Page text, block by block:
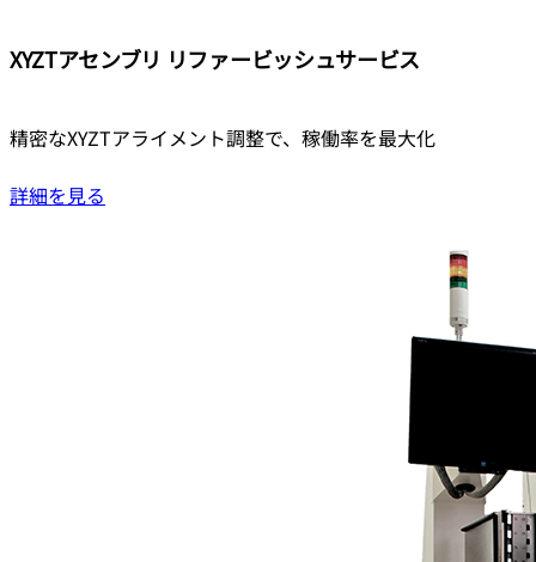
XYZTアセンブリ リファービッシュサービス
精密なXYZTアライメント調整で、稼働率を最大化
詳細を見る